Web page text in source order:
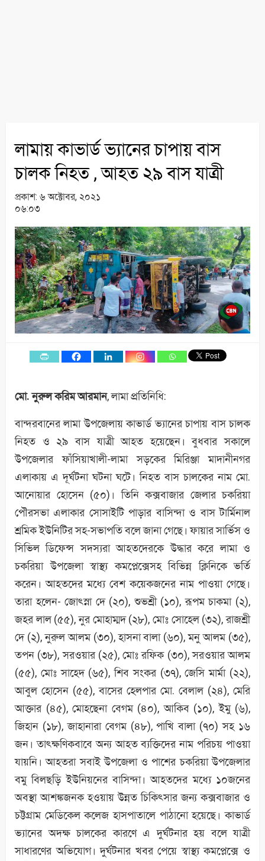
লামায় কাভার্ড ভ্যানের চাপায় বাস
চালক নিহত , আহত ২৯ বাস যাত্রী
প্রকাশ: ৬ অক্টোবর, ২০২১
০৬:০৩
মো. নুরুল করিম আরমান, লামা প্রতিনিধি:
বান্দরবানের লামা উপজেলায় কাভার্ড ভ্যানের চাপায় বাস চালক
নিহত ও ২৯ বাস যাত্রী আহত হয়েছেন। বুধবার সকালে
উপজেলার ফাঁসিয়াখালী-লামা সড়কের মিরিঞ্জা মাদানীনগর
এলাকায় এ দূর্ঘটনা ঘটনা ঘটে। নিহত বাস চালকের নাম মো.
আনোয়ার হোসেন (৫০)। তিনি কক্সবাজার জেলার চকরিয়া
পৌরসভা এলাকার সোসাইটি পাড়ার বাসিন্দা ও বাস টার্মিনাল
শ্রমিক ইউনিটির সহ-সভাপতি বলে জানা গেছে। ফায়ার সার্ভিস ও
সিভিল ডিফেন্স সদস্যরা আহতদেরকে উদ্ধার করে লামা ও
চকরিয়া উপজেলা স্বাস্থ্য কমপ্লেক্সেসহ বিভিন্ন ক্লিনিকে ভর্তি
করেন। আহতদের মধ্যে বেশ কয়েকজনের নাম পাওয়া গেছে।
তারা হলেন- জোৎস্না দে (২০), শুভশ্রী (১০), রূপম চাকমা (২),
জহর লাল (৫৫), নুর মোহাম্মদ (২৮), মোঃ সোহেল (৩২), রাজশ্রী
দে (২), নুরুল আলম (৩০), হাসনা বালা (৬০), মনু আলম (৩৫),
তপন (৩৮), সরওয়ার (২৫), মোঃ রফিক (৩০), সরওয়ার আলম
(৫৫), মোঃ সাহেদ (৬৫), শিব সংকর (৩৭), জেসি মার্মা (২২),
আবুল হোসেন (৫৫), বাসের হেলপার মো. বেলাল (২৪), মেরি
আক্তার (৪৫), মোহছেনা বেগম (৪০), আকিব (১০), ইমু (৬),
জিহান (১৮), জাহানারা বেগম (৪৮), পাখি বালা (৭০) সহ ১৬
জন। তাৎক্ষণিকবাবে অন্য আহত ব্যক্তিদের নাম পরিচয় পাওয়া
যায়নি। আহতরা সবাই উপজেলা ও পাশের চকরিয়া উপজেলার
বমু বিলছড়ি ইউনিয়নের বাসিন্দা। আহতদের মধ্যে ১০জনের
অবস্থা আশঙ্কজনক হওয়ায় উন্নত চিকিৎসার জন্য কক্সবাজার ও
চট্টগ্রাম মেডিকেল কলেজ হাসপাতালে পাঠানো হয়েছে। কাভার্ড
ভ্যানের অদক্ষ চালকের কারণে এ দুর্ঘটনার হয় বলে যাত্রী
সাধারণের অভিযোগ। দুর্ঘটনার খবর পেয়ে স্বাস্থ্য কমপ্লেক্সে ও